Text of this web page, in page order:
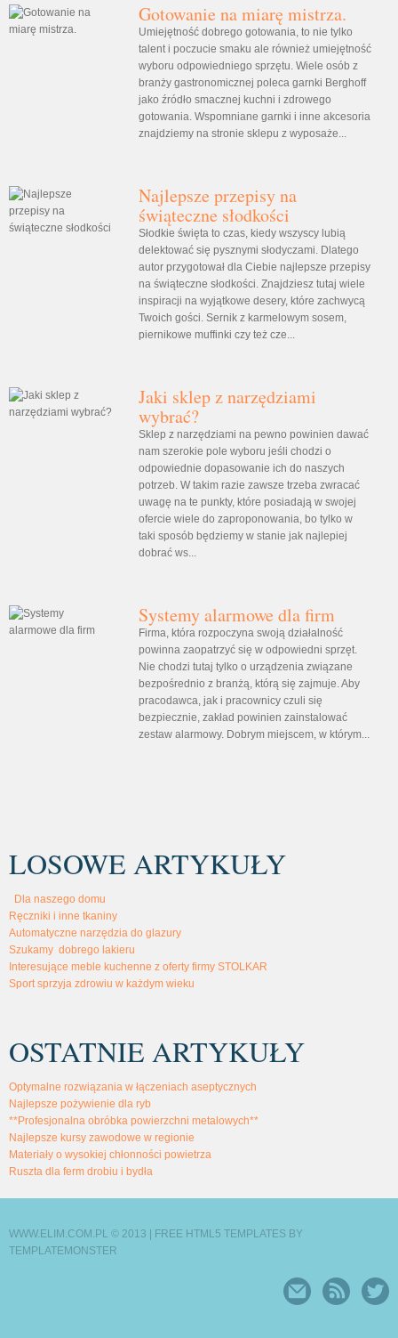
Gotowanie na miarę mistrza.
Umiejętność dobrego gotowania, to nie tylko
talent i poczucie smaku ale również umiejętność
wyboru odpowiedniego sprzętu. Wiele osób z
branży gastronomicznej poleca garnki Berghoff
jako źródło smacznej kuchni i zdrowego
gotowania. Wspomniane garnki i inne akcesoria
znajdziemy na stronie sklepu z wyposaże...
Najlepsze przepisy na
świąteczne słodkości
Słodkie święta to czas, kiedy wszyscy lubią
delektować się pysznymi słodyczami. Dlatego
autor przygotował dla Ciebie najlepsze przepisy
na świąteczne słodkości. Znajdziesz tutaj wiele
inspiracji na wyjątkowe desery, które zachwycą
Twoich gości. Sernik z karmelowym sosem,
piernikowe muffinki czy też cze...
Jaki sklep z narzędziami
wybrać?
Sklep z narzędziami na pewno powinien dawać
nam szerokie pole wyboru jeśli chodzi o
odpowiednie dopasowanie ich do naszych
potrzeb. W takim razie zawsze trzeba zwracać
uwagę na te punkty, które posiadają w swojej
ofercie wiele do zaproponowania, bo tylko w
taki sposób będziemy w stanie jak najlepiej
dobrać ws...
Systemy alarmowe dla firm
Firma, która rozpoczyna swoją działalność
powinna zaopatrzyć się w odpowiedni sprzęt.
Nie chodzi tutaj tylko o urządzenia związane
bezpośrednio z branżą, którą się zajmuje. Aby
pracodawca, jak i pracownicy czuli się
bezpiecznie, zakład powinien zainstalować
zestaw alarmowy. Dobrym miejscem, w którym...
LOSOWE ARTYKUŁY
Dla naszego domu
Ręczniki i inne tkaniny
Automatyczne narzędzia do glazury
Szukamy dobrego lakieru
Interesujące meble kuchenne z oferty firmy STOLKAR
Sport sprzyja zdrowiu w każdym wieku
OSTATNIE ARTYKUŁY
Optymalne rozwiązania w łączeniach aseptycznych
Najlepsze pożywienie dla ryb
**Profesjonalna obróbka powierzchni metalowych**
Najlepsze kursy zawodowe w regionie
Materiały o wysokiej chłonności powietrza
Ruszta dla ferm drobiu i bydła
WWW.ELIM.COM.PL © 2013 | FREE HTML5 TEMPLATES BY
TEMPLATEMONSTER